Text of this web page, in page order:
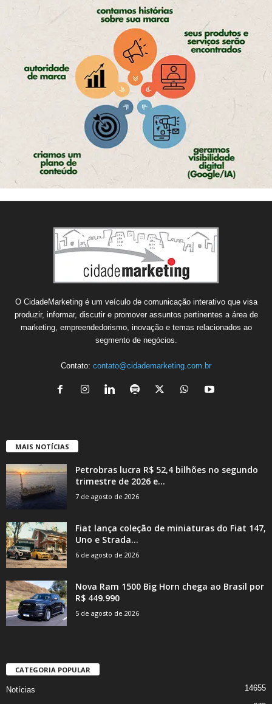
O CidadeMarketing é um veículo de comunicação interativo que visa
produzir, informar, discutir e promover assuntos pertinentes a área de
marketing, empreendedorismo, inovação e temas relacionados ao
segmento de negócios.
Contato: contato@cidademarketing.com.br
MAIS NOTÍCIAS
Petrobras lucra R$ 52,4 bilhões no segundo
trimestre de 2026 e...
7 de agosto de 2026
Fiat lança coleção de miniaturas do Fiat 147,
Uno e Strada...
6 de agosto de 2026
Nova Ram 1500 Big Horn chega ao Brasil por
R$ 449.990
5 de agosto de 2026
CATEGORIA POPULAR
Notícias 14655